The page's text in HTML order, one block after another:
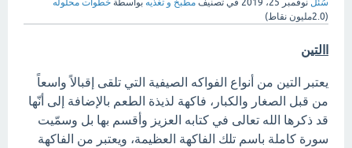
سُئل نوفمبر 25، 2019 في تصنيف مطبخ و تغذيه بواسطة خطوات محلوله
(2.0مليون نقاط)
االتين
يعتبر التين من أنواع الفواكه الصيفية التي تلقى إقبالاً واسعاً
من قبل الصغار والكبار، فاكهة لذيذة الطعم بالإضافة إلى أنّها
قد ذكرها الله تعالى في كتابه العزيز وأقسم بها بل وسمّيت
سورة كاملة باسم تلك الفاكهة العظيمة، ويعتبر من الفاكهة